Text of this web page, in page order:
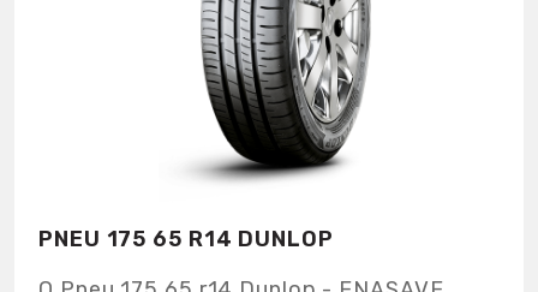
PNEU 175 65 R14 DUNLOP